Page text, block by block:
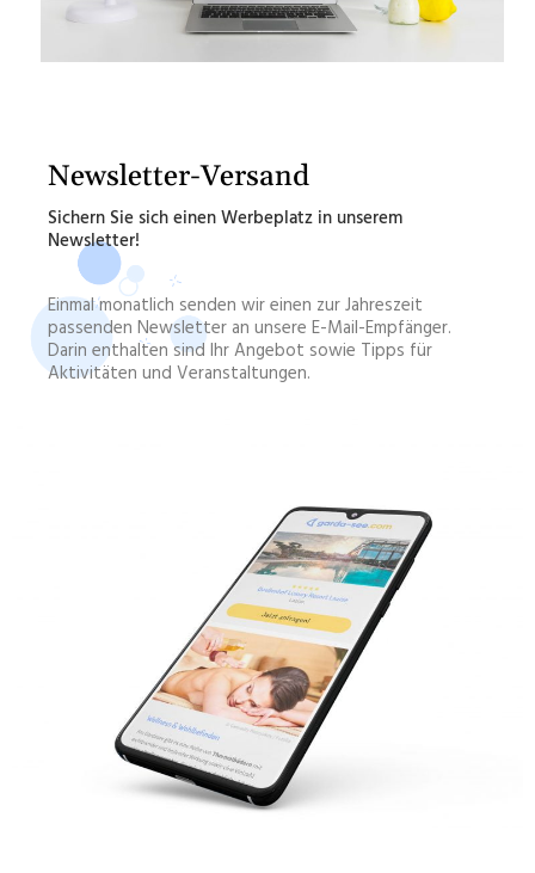
Newsletter-Versand
Sichern Sie sich einen Werbeplatz in unserem
Newsletter!
Einmal monatlich senden wir einen zur Jahreszeit
passenden Newsletter an unsere E-Mail-Empfänger.
Darin enthalten sind Ihr Angebot sowie Tipps für
Aktivitäten und Veranstaltungen.